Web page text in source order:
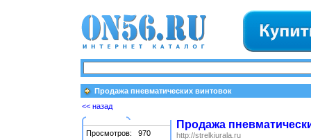
Продажа пневматических винтовок
<< назад
Просмотров:
970
Продажа
http://strelkiurala.ru